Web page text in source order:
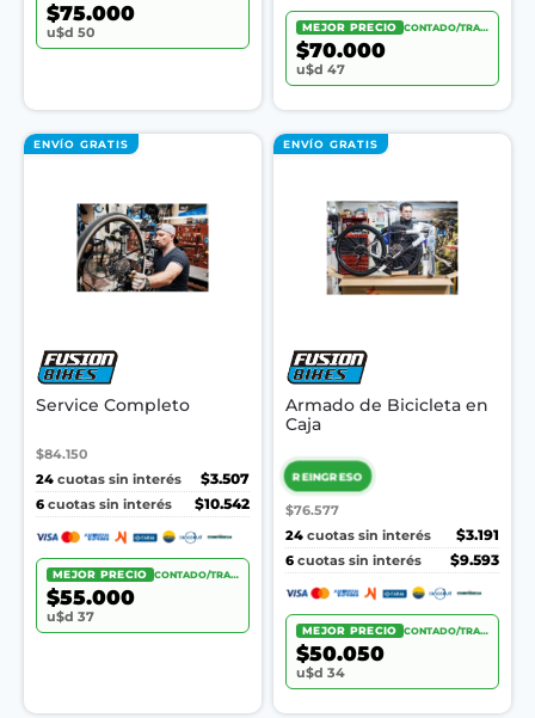
$75.000
u$d 50 MEJOR PRECIO CONTADO/TRANSF.
$70.000
u$d 47
ENVÍO GRATIS
Service Completo
$84.150
24 cuotas sin interés
$3.507
6 cuotas sin interés $10.542
MEJOR PRECIO CONTADO/TRANSF.
$55.000
u$d 37
ENVÍO GRATIS
Armado de Bicicleta en
Caja
REINGRESO
$76.577
24 cuotas sin interés
$3.191
6 cuotas sin interés $9.593
MEJOR PRECIO CONTADO/TRANSF.
$50.050
u$d 34